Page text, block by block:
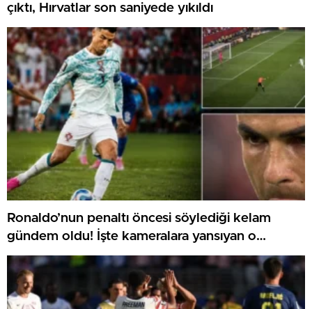
çıktı, Hırvatlar son saniyede yıkıldı
Ronaldo’nun penaltı öncesi söylediği kelam
gündem oldu! İşte kameralara yansıyan o
görüntü…